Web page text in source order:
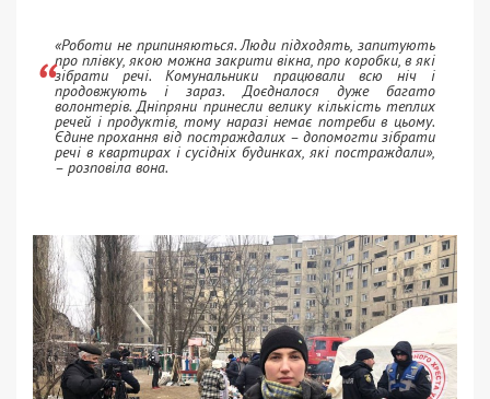
«Роботи не припиняються. Люди підходять, запитують
про плівку, якою можна закрити вікна, про коробки, в які
зібрати речі. Комунальники працювали всю ніч і
продовжують і зараз. Доєдналося дуже багато
волонтерів. Дніпряни принесли велику кількість теплих
речей і продуктів, тому наразі немає потреби в цьому.
Єдине прохання від постраждалих – допомогти зібрати
речі в квартирах і сусідніх будинках, які постраждали»,
– розповіла вона.